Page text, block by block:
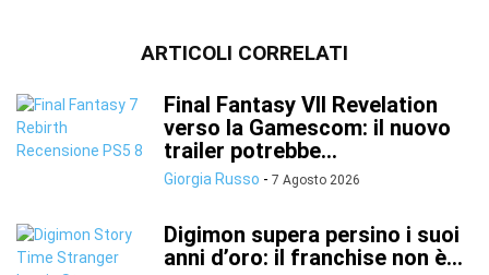
ARTICOLI CORRELATI
Final Fantasy VII Revelation
verso la Gamescom: il nuovo
trailer potrebbe...
Giorgia Russo - 7 Agosto 2026
Digimon supera persino i suoi
anni d’oro: il franchise non è...